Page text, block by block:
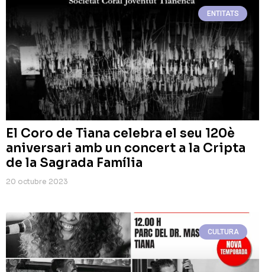
ENTITATS
El Coro de Tiana celebra el seu 120è
aniversari amb un concert a la Cripta
de la Sagrada Família
20 octubre 2023
CULTURA